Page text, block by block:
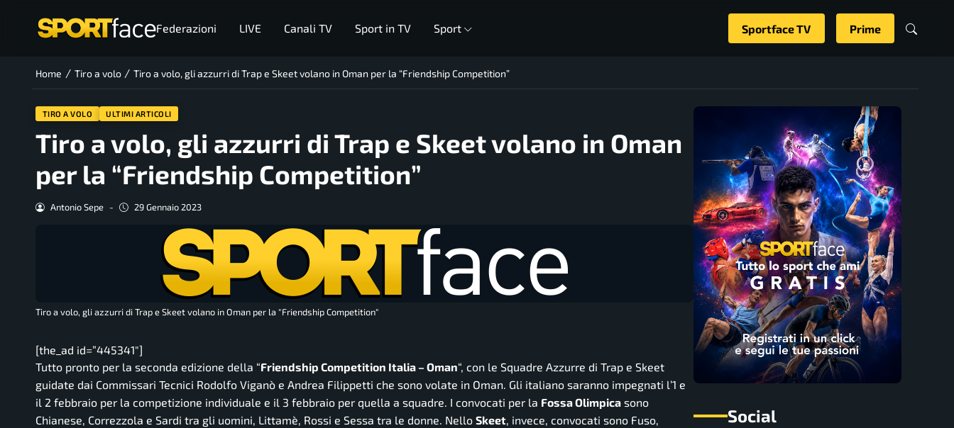
Federazioni LIVE Canali TV Sport in TV Sport Sportface TV Prime
Home / Tiro a volo / Tiro a volo, gli azzurri di Trap e Skeet volano in Oman per la “Friendship Competition”
TIRO A VOLO ULTIMI ARTICOLI
Tiro a volo, gli azzurri di Trap e Skeet volano in Oman
per la “Friendship Competition”
Antonio Sepe - 29 Gennaio 2023
Tiro a volo, gli azzurri di Trap e Skeet volano in Oman per la "Friendship Competition"
[the_ad id=”445341″]
Tutto pronto per la seconda edizione della “Friendship Competition Italia – Oman“, con le Squadre Azzurre di Trap e Skeet
guidate dai Commissari Tecnici Rodolfo Viganò e Andrea Filippetti che sono volate in Oman. Gli italiano saranno impegnati l’1 e
il 2 febbraio per la competizione individuale e il 3 febbraio per quella a squadre. I convocati per la Fossa Olimpica sono
Chianese, Correzzola e Sardi tra gli uomini, Littamè, Rossi e Sessa tra le donne. Nello Skeet, invece, convocati sono Fuso,
Social